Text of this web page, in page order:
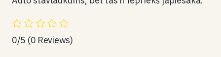
0/5 (0 Reviews)